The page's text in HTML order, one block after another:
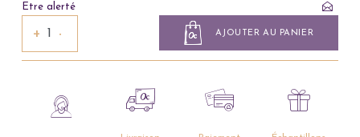
Etre alerté
AJOUTER AU PANIER
+ −